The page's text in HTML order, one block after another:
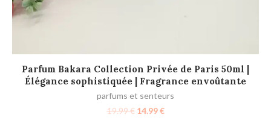
AJOUTER AU PANIER
Parfum Bakara Collection Privée de Paris 50ml |
Élégance sophistiquée | Fragrance envoûtante
parfums et senteurs
19.99€ 14.99€